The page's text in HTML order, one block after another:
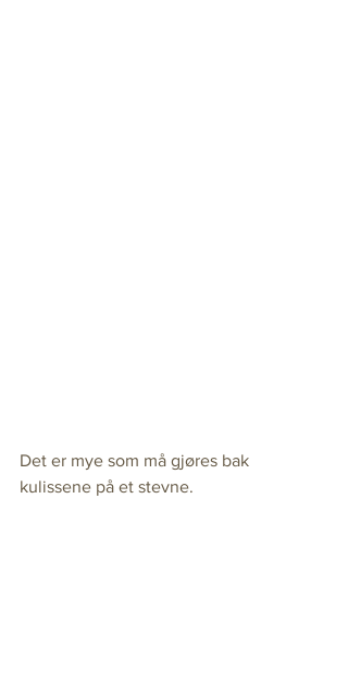
Det er mye som må gjøres bak
kulissene på et stevne.